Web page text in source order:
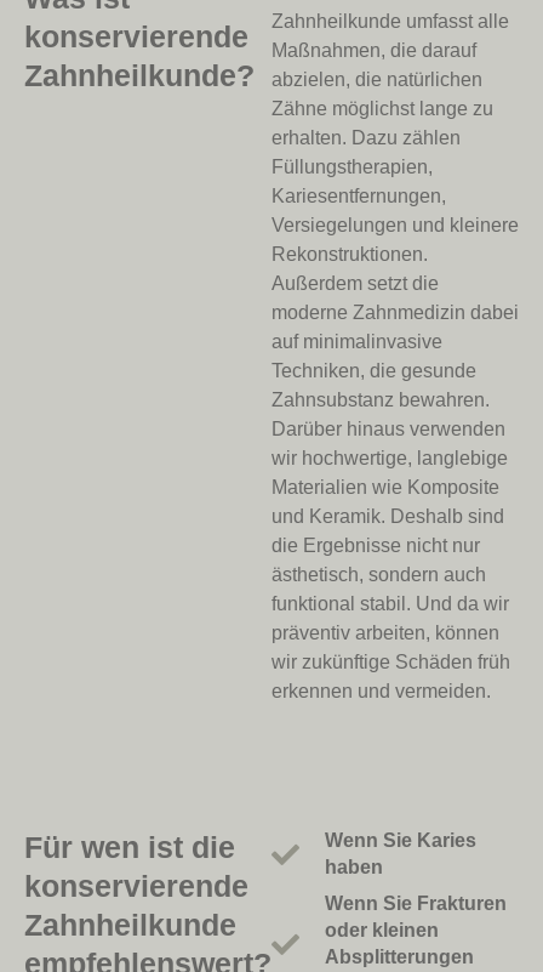
konservierende
Zahnheilkunde?
Zahnheilkunde umfasst alle
Maßnahmen, die darauf
abzielen, die natürlichen
Zähne möglichst lange zu
erhalten. Dazu zählen
Füllungstherapien,
Kariesentfernungen,
Versiegelungen und kleinere
Rekonstruktionen.
Außerdem setzt die
moderne Zahnmedizin dabei
auf minimalinvasive
Techniken, die gesunde
Zahnsubstanz bewahren.
Darüber hinaus verwenden
wir hochwertige, langlebige
Materialien wie Komposite
und Keramik. Deshalb sind
die Ergebnisse nicht nur
ästhetisch, sondern auch
funktional stabil. Und da wir
präventiv arbeiten, können
wir zukünftige Schäden früh
erkennen und vermeiden.
Für wen ist die
konservierende
Zahnheilkunde
empfehlenswert?
Wenn Sie Karies
haben
Wenn Sie Frakturen
oder kleinen
Absplitterungen